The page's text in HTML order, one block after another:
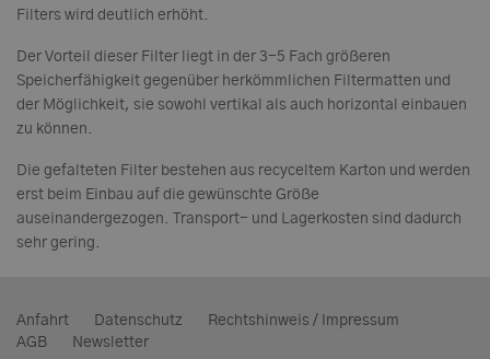
Filters wird deutlich erhöht.
Der Vorteil dieser Filter liegt in der 3-5 Fach größeren
Speicherfähigkeit gegenüber herkömmlichen Filtermatten und
der Möglichkeit, sie sowohl vertikal als auch horizontal einbauen
zu können.
Die gefalteten Filter bestehen aus recyceltem Karton und werden
erst beim Einbau auf die gewünschte Größe
auseinandergezogen. Transport- und Lagerkosten sind dadurch
sehr gering.
Anfahrt Datenschutz
Rechtshinweis / Impressum
AGB
Newsletter